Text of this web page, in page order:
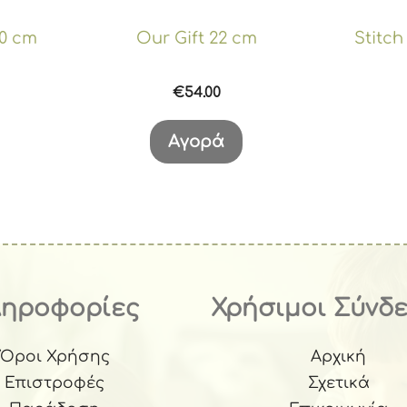
cm Our Gift 22 cm
€54.00
Αγορά
Stitch
Όροι Χρήσης
Επιστροφές
Χρήσιμοι
Αρχική
Σχετικά